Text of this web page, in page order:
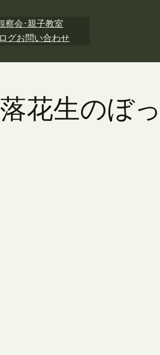
察会･親子教室
グお問い合わせ
花生のぼ